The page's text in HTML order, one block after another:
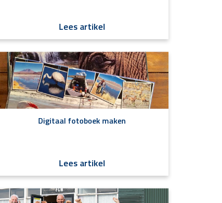
Lees artikel
Digitaal fotoboek maken
Lees artikel